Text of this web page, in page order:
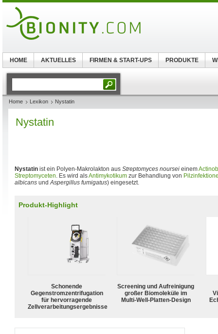
Home Lexikon Nystatin
Nystatin
Nystatin ist ein Polyen-Makrolakton aus Streptomyces noursei einem
Streptomyceten. Es wird alsAntimykotikum zur Behandlung von
albicans undAspergillus fumigatus) eingesetzt.
Produkt-Highlight
Schonende
Gegenstromzentrifugation
für hervorragende
Zellverarbeitungsergebnisse
Screening und Aufreinigung
großer Biomoleküle im
Multi-Well-Platten-Design
HOME AKTUELLES FIRMEN & START-UPS PRODUKTE